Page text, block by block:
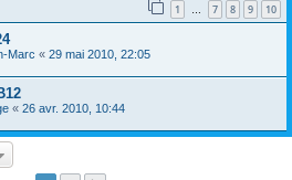
1 … 7 8 9 10
Marc « 29 mai 2010, 22:05
« 26 avr. 2010, 10:44